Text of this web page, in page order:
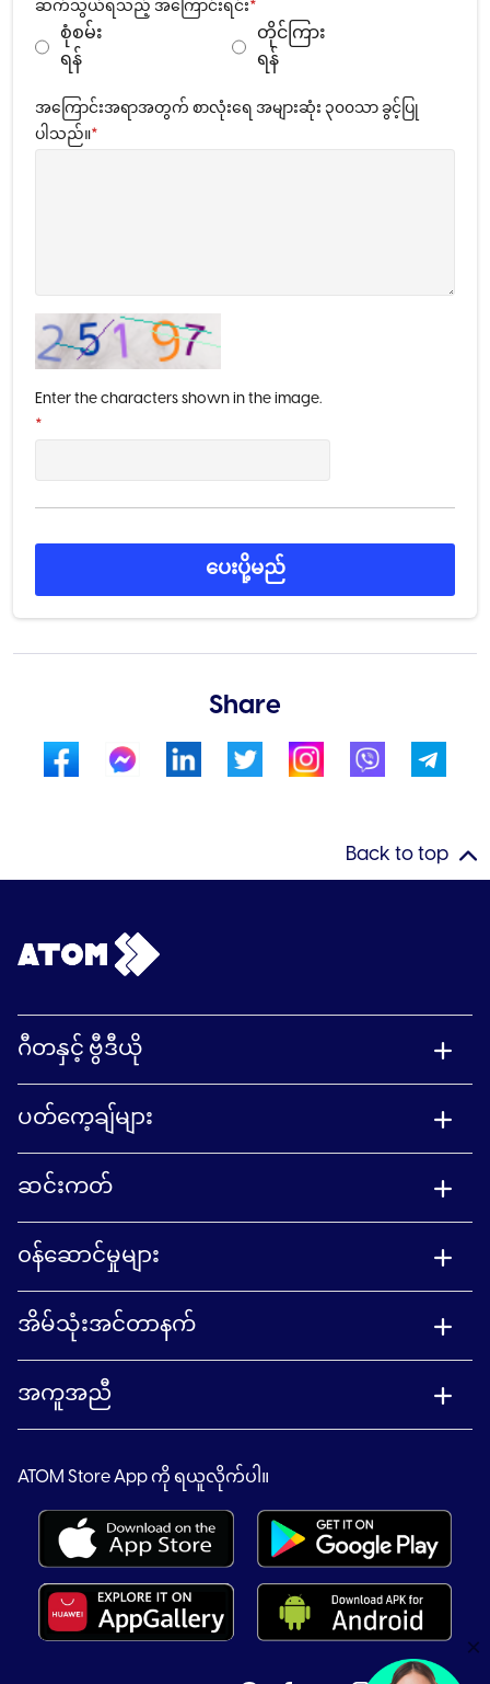
ဆက်သွယ်ရသည့် အကြောင်းရင်း*
စုံစမ်း
ရန်
တိုင်ကြား
ရန်
အကြောင်းအရာအတွက် စာလုံးရေ အများဆုံး ၃၀၀သာ ခွင့်ပြု
ပါသည်။*
Enter the characters shown in the image.
*
ပေးပို့မည်
Share
Back to top
ဂီတနှင့် ဗွီဒီယို
ပတ်ကေ့ချ်များ
ဆင်းကတ်
၀န်ဆောင်မှုများ
အိမ်သုံးအင်တာနက်
အကူအညီ
ATOM Store App ကို ရယူလိုက်ပါ။
×